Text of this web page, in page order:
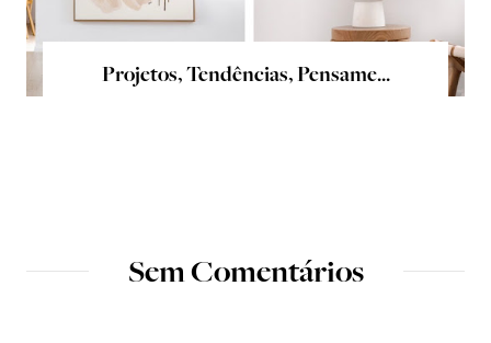
Projetos, Tendências, Pensame...
Sem Comentários